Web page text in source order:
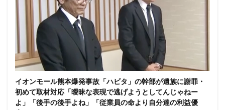
イオンモール熊本爆発事故「ハビタ」の幹部が遺族に謝罪・
初めて取材対応「曖昧な表現で逃げようとしてんじゃねー
よ」「後手の後手よね」「従業員の命より自分達の利益優